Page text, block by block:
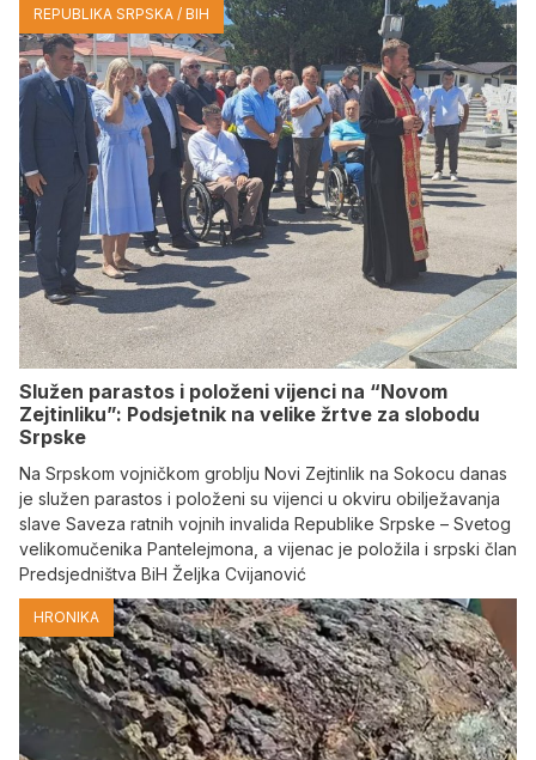
REPUBLIKA SRPSKA / BIH
Služen parastos i položeni vijenci na “Novom
Zejtinliku”: Podsjetnik na velike žrtve za slobodu
Srpske
Na Srpskom vojničkom groblju Novi Zejtinlik na Sokocu danas
je služen parastos i položeni su vijenci u okviru obilježavanja
slave Saveza ratnih vojnih invalida Republike Srpske – Svetog
velikomučenika Pantelejmona, a vijenac je položila i srpski član
Predsjedništva BiH Željka Cvijanović
HRONIKA